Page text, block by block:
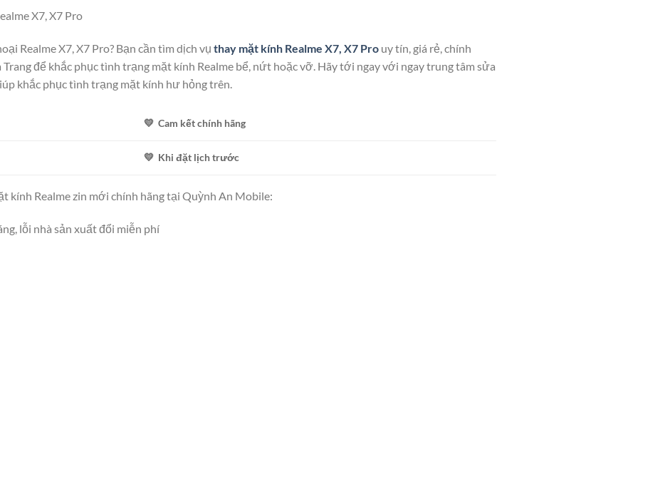
X7, X7 Pro
Realme X7, X7 Pro? Bạn cần tìm dịch vụ thay mặt kính Realme X7, X7 Pro uy tín, giá rẻ, chính
Trang để khắc phục tình trạng mặt kính Realme bể, nứt hoặc vỡ. Hãy tới ngay với ngay trung tâm sửa
khắc phục tình trạng mặt kính hư hỏng trên.
💛 Cam kết chính hãng
💛 Khi đặt lịch trước
kính Realme zin mới chính hãng tại Quỳnh An Mobile:
lỗi nhà sản xuất đổi miễn phí